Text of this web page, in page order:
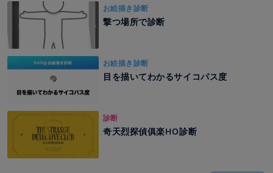
お絵描き診断
撃つ場所で診断
お絵描き診断
目を描いてわかるサイコパス度
診断
奇天烈探偵俱楽HO診断